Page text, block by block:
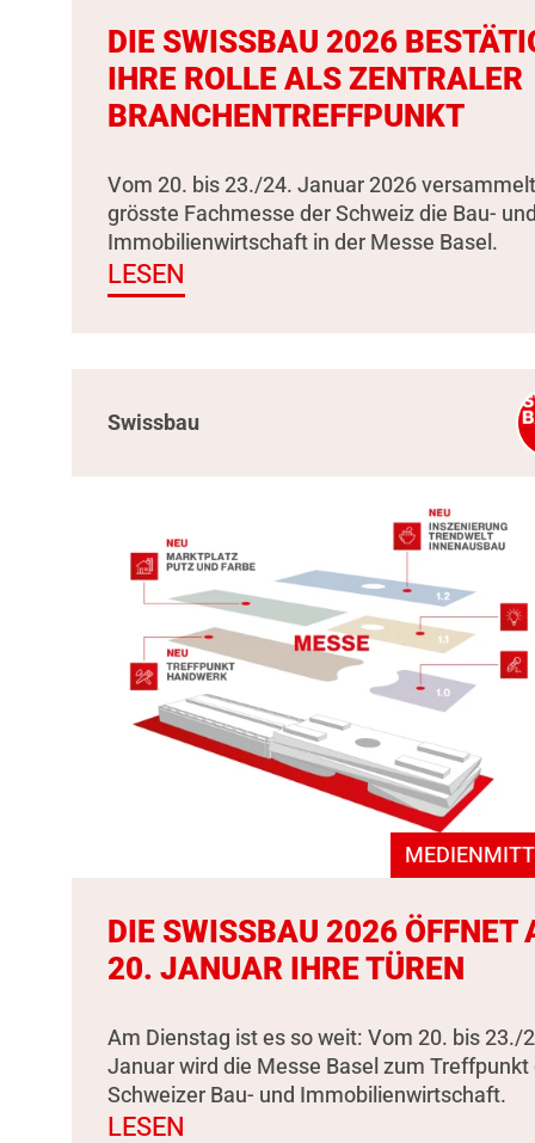
DIE SWISSBAU 2026
IHRE ROLLE ALS ZENTRALER
BRANCHENTREFFPUNKT
Vom 20. bis 23./24. Januar 2026
grösste Fachmesse der Schweiz die Bau-
Immobilienwirtschaft in der Messe Basel.
LESEN
Swissbau
DIE SWISSBAU 2026 ÖFFNET
20. JANUAR IHRE TÜREN
Am Dienstag ist es so weit: Vom 20. bis 23./
Januar wird die Messe Basel zum Treffpunkt
Schweizer Bau- und Immobilienwirtschaft.
LESEN